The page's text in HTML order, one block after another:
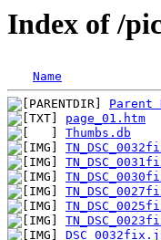
Index of /
Name
Parent
page_01.htm
Thumbs.db